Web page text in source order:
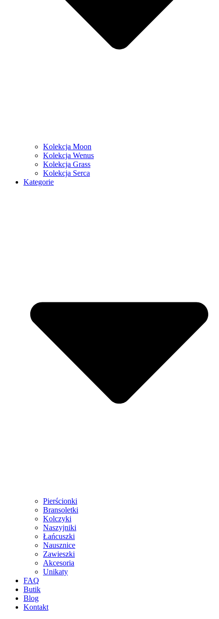
Kolekcja Moon
Kolekcja Wenus
Kolekcja Grass
Kolekcja Serca
Kategorie
Pierścionki
Bransoletki
Kolczyki
Naszyjniki
Łańcuszki
Nausznice
Zawieszki
Akcesoria
Unikaty
FAQ
Butik
Blog
Kontakt